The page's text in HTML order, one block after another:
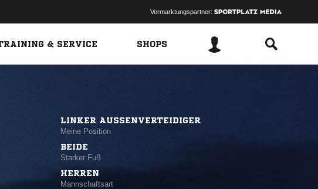
Vermarktungspartner:
& SERVICE SHOPS
LINKER AUSSENVERTEIDIGER
Meine Position
BEIDE
Starker Fuß
HERREN
Mannschaftsart